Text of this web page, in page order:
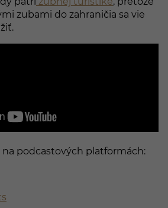
zubami do zahraničia sa vie
na podcastových platformách: